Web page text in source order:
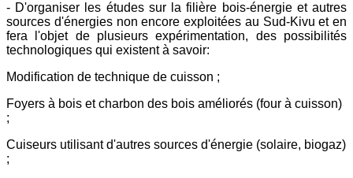
- D'organiser les études sur la filière bois-énergie et autres
sources d'énergies non encore exploitées au Sud-Kivu et en
fera l'objet de plusieurs expérimentation, des possibilités
technologiques qui existent à savoir:
Modification de technique de cuisson ;
Foyers à bois et charbon des bois améliorés (four à cuisson)
;
Cuiseurs utilisant d'autres sources d'énergie (solaire, biogaz)
;